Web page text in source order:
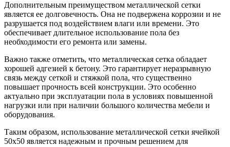
Дополнительным преимуществом металлической сетки
является ее долговечность. Она не подвержена коррозии и не
разрушается под воздействием влаги или времени. Это
обеспечивает длительное использование пола без
необходимости его ремонта или замены.
Важно также отметить, что металлическая сетка обладает
хорошей адгезией к бетону. Это гарантирует неразрывную
связь между сеткой и стяжкой пола, что существенно
повышает прочность всей конструкции. Это особенно
актуально при эксплуатации пола в условиях повышенной
нагрузки или при наличии большого количества мебели и
оборудования.
Таким образом, использование металлической сетки ячейкой
50х50 является надежным и прочным решением для